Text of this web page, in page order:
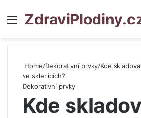
Menu
Home/Dekorativní prvky/Kde
ve sklenicích?
Dekorativní prvky
Kde